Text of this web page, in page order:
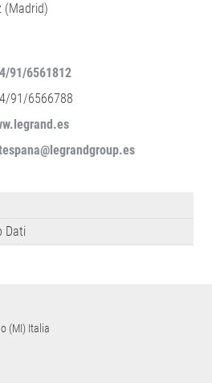
(Madrid)
91/6561812
91/6566788
Dati
(MI) Italia